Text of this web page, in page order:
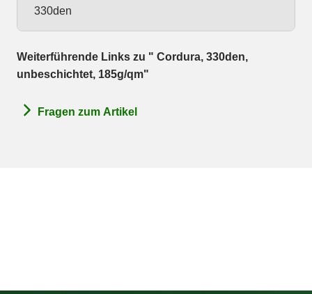
330den
Weiterführende Links zu " Cordura, 330den,
unbeschichtet, 185g/qm"
Fragen zum Artikel